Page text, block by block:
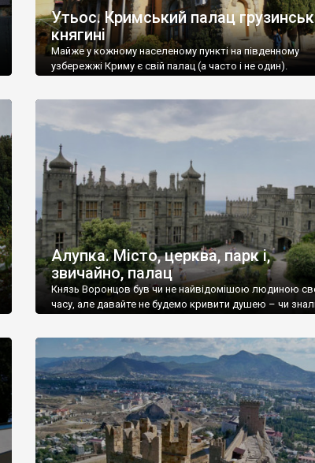
Утьос. Кримський палац
княгині
Майже у кожному населеному пункті на південному
узбережжі Криму є свій палац (а часто і не один).
Алупка. Місто, церква, парк і,
звичайно, палац
Князь Воронцов був чи не найвідомішою людиною
часу, але давайте не будемо кривити душею – чи